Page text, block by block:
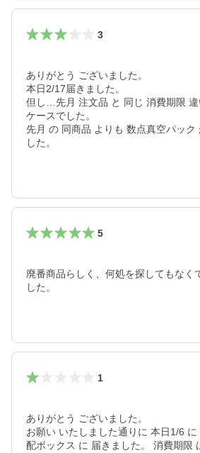
3
ありがとう ございました。
本日2/17届きました。
但し…先月 注文品 と 同じ 消費期限
ケースでした。
先月 の 同商品 よりも 数点真空パック
した。
5
廃番商品らしく、何処を探してもなく
した。
1
ありがとう ございました。
お願い いたしました通りに 本日1/6
配ボックス に 届きました。 消費期限